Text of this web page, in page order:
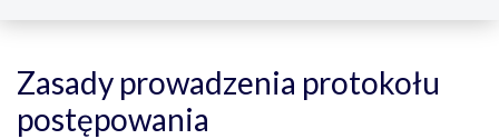
Zasady prowadzenia protokołu
postępowania